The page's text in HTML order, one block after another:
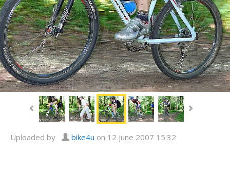
Uploaded by bike4u on 12 june 2007 15:32